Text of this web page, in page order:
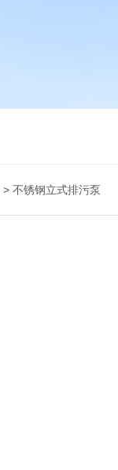
> 不锈钢立式排污泵